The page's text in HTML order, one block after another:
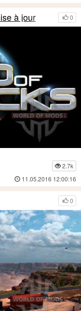
0
à jour
2.7k
11.05.2016 12:00:16
0